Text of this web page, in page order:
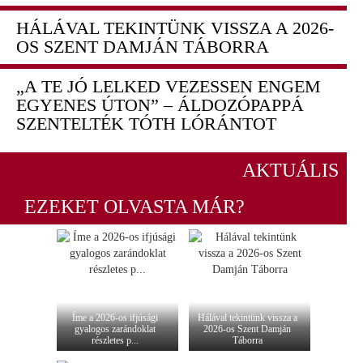
HÁLÁVAL TEKINTÜNK VISSZA A 2026-
OS SZENT DAMJÁN TÁBORRA
„A TE JÓ LELKED VEZESSEN ENGEM
EGYENES ÚTON” – ÁLDOZÓPAPPÁ
SZENTELTÉK TÓTH LÓRÁNTOT
AKTUÁLIS
EZEKET OLVASTA MÁR?
Íme a 2026-os ifjúsági
gyalogos zarándoklat
részletes p...
Hálával tekintünk vissza a
2026-os Szent Damján
Táborra